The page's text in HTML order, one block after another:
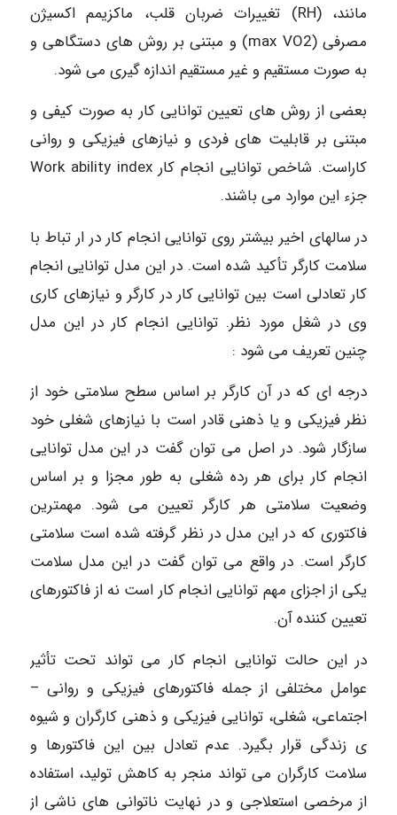
مانند، (RH) تغییرات ضربان قلب، ماکزیمم اکسیژن
مصرفی (max VO2) و مبتنی بر روش های دستگاهی و
به صورت مستقیم و غیر مستقیم اندازه گیری می شود.
بعضی از روش های تعیین توانایی کار به صورت کیفی و
مبتنی بر قابلیت های فردی و نیازهای فیزیکی و روانی
کاراست. شاخص توانایی انجام کار Work ability index
جزء این موارد می باشند.
در سالهای اخیر بیشتر روی توانایی انجام کار در ار تباط با
سلامت کارگر تأکید شده است. در این مدل توانایی انجام
کار تعادلی است بین توانایی کار در کارگر و نیازهای کاری
وی در شغل مورد نظر. توانایی انجام کار در این مدل
چنین تعریف می شود :
درجه ای که در آن کارگر بر اساس سطح سلامتی خود از
نظر فیزیکی و یا ذهنی قادر است با نیازهای شغلی خود
سازگار شود. در اصل می توان گفت در این مدل توانایی
انجام کار برای هر رده شغلی به طور مجزا و بر اساس
وضعیت سلامتی هر کارگر تعیین می شود. مهمترین
فاکتوری که در این مدل در نظر گرفته شده است سلامتی
کارگر است. در واقع می توان گفت در این مدل سلامت
یکی از اجزای مهم توانایی انجام کار است نه از فاکتورهای
تعیین کننده آن.
در این حالت توانایی انجام کار می تواند تحت تأثیر
عوامل مختلفی از جمله فاکتورهای فیزیکی و روانی –
اجتماعی، شغلی، توانایی فیزیکی و ذهنی کارگران و شیوه
ی زندگی قرار بگیرد. عدم تعادل بین این فاکتورها و
سلامت کارگران می تواند منجر به کاهش تولید، استفاده
از مرخصی استعلاجی و در نهایت ناتوانی های ناشی از